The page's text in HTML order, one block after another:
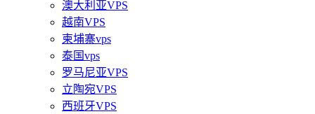
澳大利亚VPS
越南VPS
柬埔寨vps
泰国vps
罗马尼亚VPS
立陶宛VPS
西班牙VPS